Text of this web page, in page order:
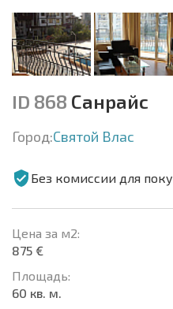
ID 868 Санрайс
Город:Святой Влас
Без комиссии для
Цена за м2:
875 €
Площадь:
60 кв. м.